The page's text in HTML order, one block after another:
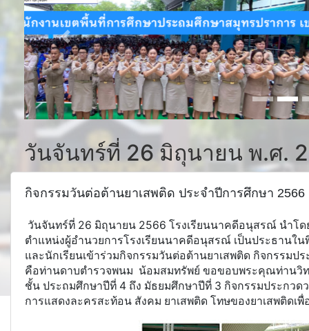
Previous
วันจันทร์ที่ 26 มิถุนายน พ.ศ.
กิจกรรมวันต่อต้านยาเสพติด ประจำปีการศึกษา 2566
วันจันทร์ที่ 26 มิถุนายน 2566 โรงเรียนนาคดีอนุสรณ์ นำโ
ตำแหน่งผู้อำนวยการโรงเรียนนาคดีอนุสรณ์ เป็นประธาน
และนักเรียนเข้าร่วมกิจกรรมวันต่อต้านยาเสพติด กิจกรรมป
คือท่านดาบตำรวจพนม น้อมสมทรัพย์ ขอขอบพระคุณท่านวิ
ชั้น ประถมศึกษาปีที่ 4 ถึง มัธยมศึกษาปีที่ 3 กิจกรรมประกวด
การแสดงละครสะท้อน สังคม ยาเสพติด โทษของยาเสพติดเพื่